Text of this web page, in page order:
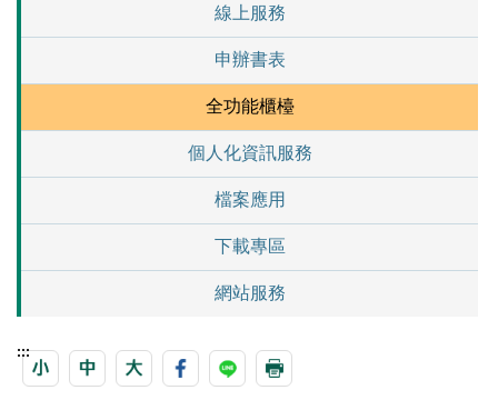
線上服務
申辦書表
全功能櫃檯
個人化資訊服務
檔案應用
下載專區
網站服務
:::